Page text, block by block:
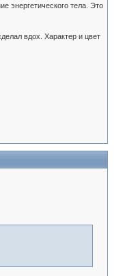
энергетического тела. Это
вдох. Характер и цвет